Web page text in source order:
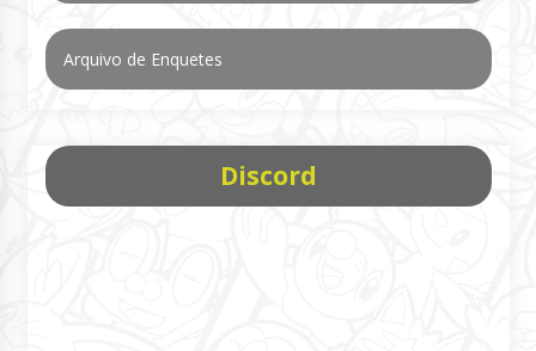
Arquivo de Enquetes
Discord